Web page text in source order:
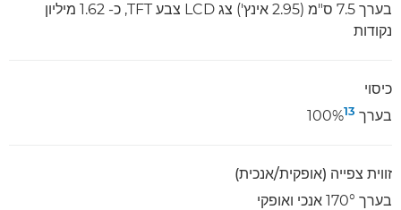
בערך 7.5 ס"מ (2.95 אינץ') צג LCD צבע TFT, כ- 1.62 מיליון
נקודות
כיסוי
בערך ‎100% 13
זווית צפייה (אופקית/אנכית)
בערך ‎170° אנכי ואופקי